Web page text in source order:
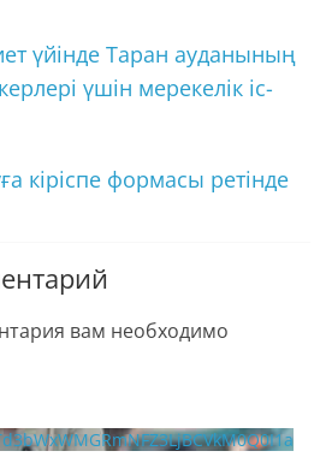
үйінде Таран ауданының
үшін мерекелік іс-
кіріспе формасы ретінде
вам необходимо